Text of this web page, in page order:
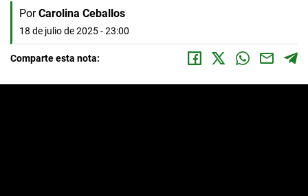
Por Carolina Ceballos
18 de julio de 2025 - 23:00
Comparte esta nota: